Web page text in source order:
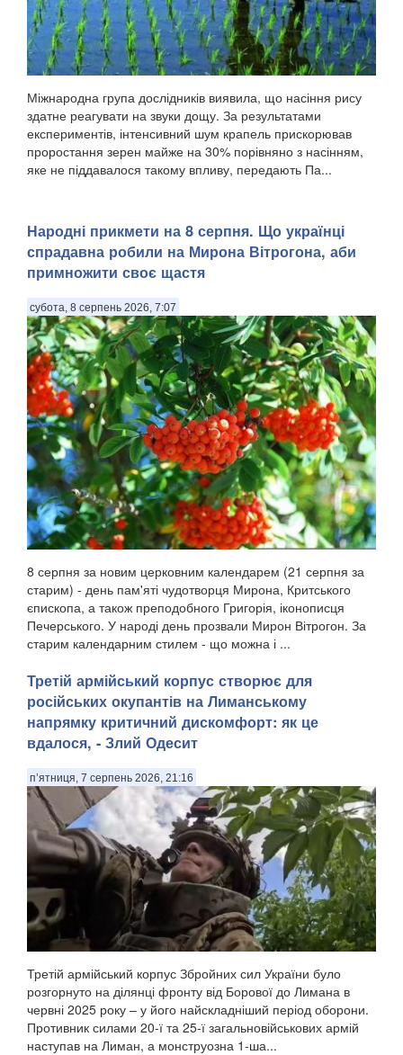
Міжнародна група дослідників виявила, що насіння рису
здатне реагувати на звуки дощу. За результатами
експериментів, інтенсивний шум крапель прискорював
проростання зерен майже на 30% порівняно з насінням,
яке не піддавалося такому впливу, передають Па...
Народні прикмети на 8 серпня. Що українці
спрадавна робили на Мирона Вітрогона, аби
примножити своє щастя
субота, 8 серпень 2026, 7:07
8 серпня за новим церковним календарем (21 серпня за
старим) - день пам'яті чудотворця Мирона, Критського
єпископа, а також преподобного Григорія, іконописця
Печерського. У народі день прозвали Мирон Вітрогон. За
старим календарним стилем - що можна і ...
Третій армійський корпус створює для
російських окупантів на Лиманському
напрямку критичний дискомфорт: як це
вдалося, - Злий Одесит
п’ятниця, 7 серпень 2026, 21:16
Третій армійський корпус Збройних сил України було
розгорнуто на ділянці фронту від Борової до Лимана в
червні 2025 року – у його найскладніший період оборони.
Противник силами 20-ї та 25-ї загальновійськових армій
наступав на Лиман, а монструозна 1-ша...